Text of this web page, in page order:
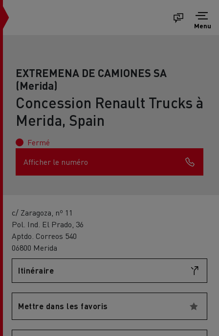
Menu
EXTREMENA DE CAMIONES SA
(Merida)
Concession Renault Trucks à
Merida, Spain
Fermé
Afficher le numéro
c/ Zaragoza, nº 11
Pol. Ind. El Prado, 36
Aptdo. Correos 540
06800 Merida
Itinéraire
Mettre dans les favoris